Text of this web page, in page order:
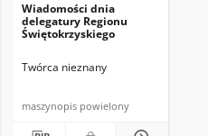
Wiadomości dnia
delegatury Regionu
Świętokrzyskiego
Twórca nieznany
maszynopis powielony